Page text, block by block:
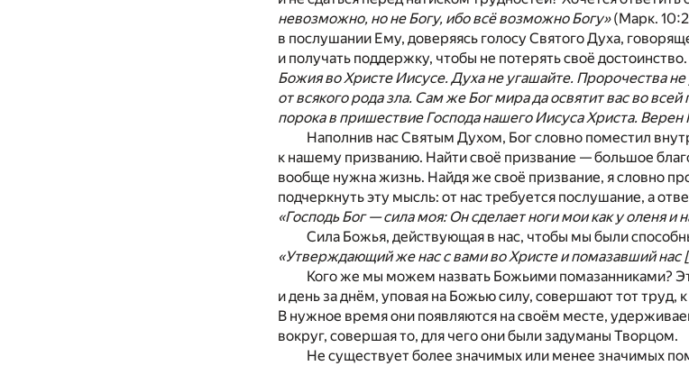
невозможно, но не Богу, ибо всё возможно Богу»(Марк.
в послушании Ему, доверяясь голосу Святого Духа,
и получать поддержку, чтобы не потерять своё достоинство.
Божия во Христе Иисусе. Духа не угашайте. Пророчества
от всякого рода зла. Сам же Бог мира да освятит вас во
порока в пришествие Господа нашего Иисуса Христа.
Наполнив нас Святым Духом, Бог словно поместил
к нашему призванию. Найти своё призвание — большое
вообще нужна жизнь. Найдя же своё призвание, я словно
подчеркнуть эту мысль: от нас требуется послушание, а
«Господь Бог — сила моя: Он сделает ноги мои как у оленя и
Сила Божья, действующая в нас, чтобы мы были
«Утверждающий же нас с вами во Христе и помазавший нас
Кого же мы можем назвать Божьими помазанниками?
и день за днём, уповая на Божью силу, совершают тот труд,
В нужное время они появляются на своём месте,
вокруг, совершая то, для чего они были задуманы Творцом.
Не существует более значимых или менее значимых